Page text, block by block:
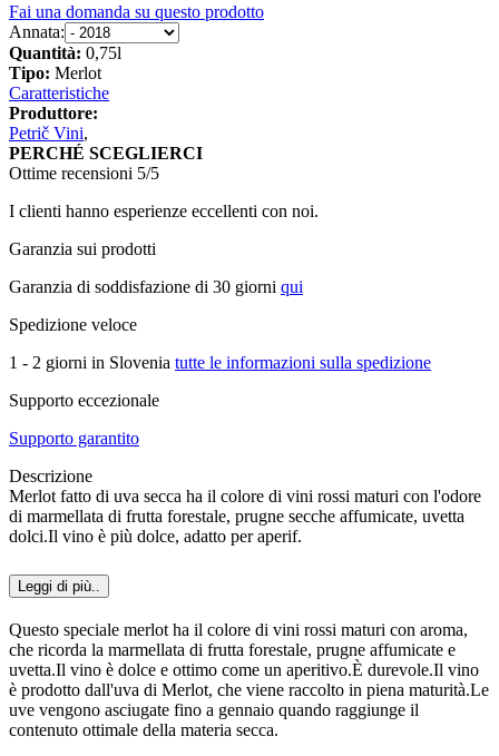
Fai una domanda su questo prodotto
Annata:
Quantità: 0,75l
Tipo: Merlot
Caratteristiche
Produttore:
Petrič Vini,
PERCHÉ SCEGLIERCI
Ottime recensioni 5/5
I clienti hanno esperienze eccellenti con noi.
Garanzia sui prodotti
Garanzia di soddisfazione di 30 giorni qui
Spedizione veloce
1 - 2 giorni in Slovenia tutte le informazioni sulla spedizione
Supporto eccezionale
Supporto garantito
Descrizione
Merlot fatto di uva secca ha il colore di vini rossi maturi con l'odore
di marmellata di frutta forestale, prugne secche affumicate, uvetta
dolci.Il vino è più dolce, adatto per aperif.
Leggi di più..
Questo speciale merlot ha il colore di vini rossi maturi con aroma,
che ricorda la marmellata di frutta forestale, prugne affumicate e
uvetta.Il vino è dolce e ottimo come un aperitivo.È durevole.Il vino
è prodotto dall'uva di Merlot, che viene raccolto in piena maturità.Le
uve vengono asciugate fino a gennaio quando raggiunge il
contenuto ottimale della materia secca.